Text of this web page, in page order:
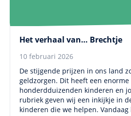
Het verhaal van… Brechtje
10 februari 2026
De stijgende prijzen in ons land
geldzorgen. Dit heeft een
honderdduizenden kinderen en
rubriek geven wij een inkijkje in
kinderen die we helpen.